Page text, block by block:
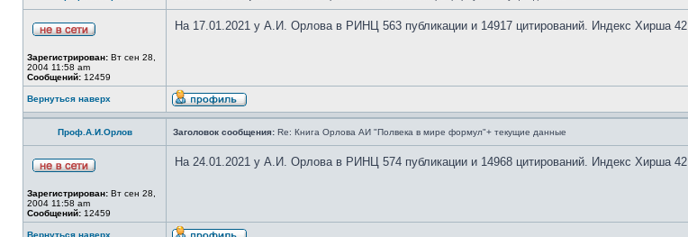
Зарегистрирован: Вт сен 28,
2004 11:58 am
Сообщений: 12459
На 17.01.2021 у А.И. Орлова в РИНЦ 563 публикации и 14917 цитирований. Индекс Хирша 42
Вернуться наверх
Проф.А.И.Орлов Заголовок сообщения: Re: Книга Орлова АИ "Полвека в мире формул"+ текущие данные
Зарегистрирован: Вт сен 28,
2004 11:58 am
Сообщений: 12459
На 24.01.2021 у А.И. Орлова в РИНЦ 574 публикации и 14968 цитирований. Индекс Хирша 42
Вернуться наверх